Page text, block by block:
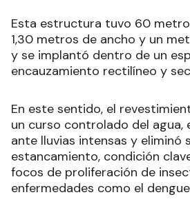
Esta estructura tuvo 60
1,30 metros de ancho y un
y se implantó dentro de un
encauzamiento rectilíneo y
En este sentido, el
un curso controlado del agua,
ante lluvias intensas y eliminó
estancamiento, condición
focos de proliferación de
enfermedades como el